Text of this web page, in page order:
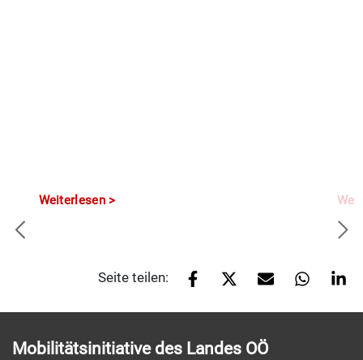
Weiterlesen
Seite teilen:
Mobilitätsinitiative des Landes OÖ